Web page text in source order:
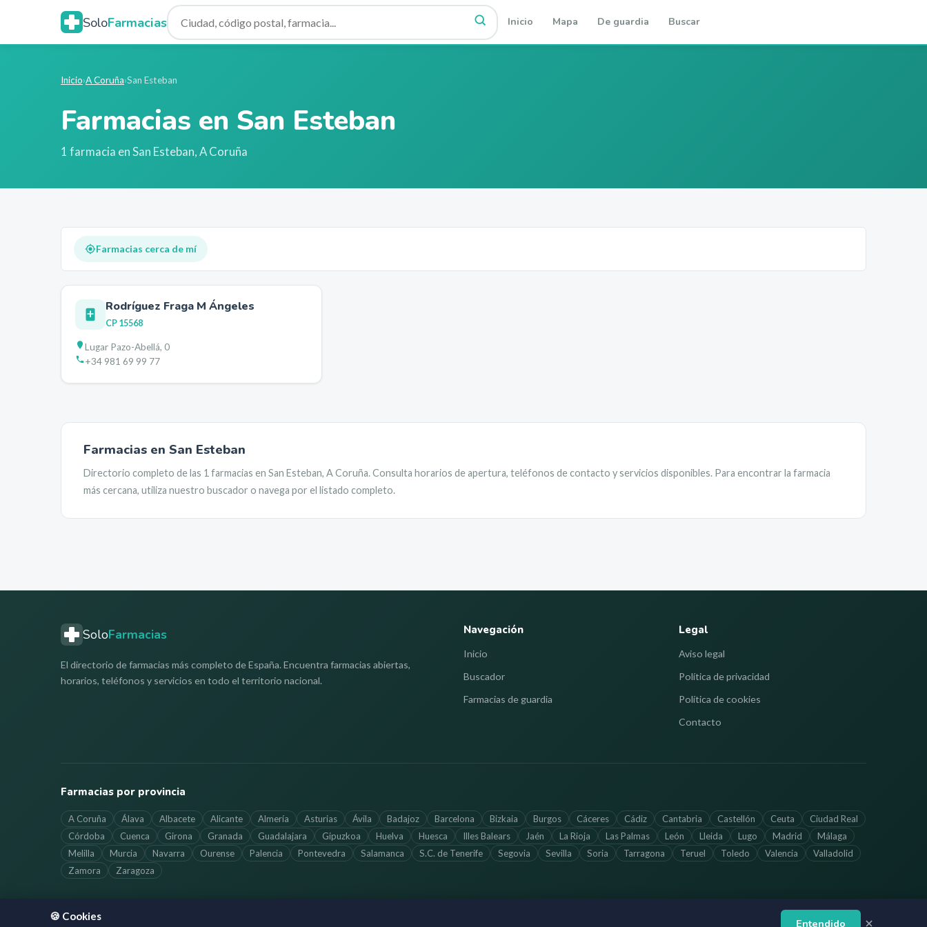
SoloFarmacias Inicio Mapa De guardia Buscar
Inicio›A Coruña›San Esteban
Farmacias en San Esteban
1 farmacia enSan Esteban,A Coruña
Farmacias cerca de mí
Rodríguez Fraga M Ángeles
CP 15568
Lugar Pazo-Abellá, 0
+34 981 69 99 77
Farmacias en San Esteban
Directorio completo de las 1 farmacias en San Esteban, A Coruña. Consulta horarios de apertura, teléfonos de contacto y servicios disponibles. Para encontrar la farmacia
más cercana, utiliza nuestro buscador o navega por el listado completo.
SoloFarmacias
El directorio de farmacias más completo de España. Encuentra farmacias abiertas,
horarios, teléfonos y servicios en todo el territorio nacional.
Navegación
Inicio
Buscador
Farmacias de guardia
Legal
Aviso legal
Política de privacidad
Política de cookies
Contacto
Farmacias por provincia
A Coruña Álava Albacete Alicante Almería Asturias Ávila Badajoz Barcelona Bizkaia Burgos Cáceres Cádiz Cantabria Castellón Ceuta
Ciudad Real
Córdoba
Cuenca Girona Granada Guadalajara Gipuzkoa Huelva Huesca Illes Balears Jaén La Rioja Las Palmas León Lleida Lugo Madrid
Málaga
Melilla
Murcia Navarra Ourense Palencia Pontevedra Salamanca S.C. de Tenerife Segovia Sevilla Soria Tarragona Teruel Toledo Valencia
Valladolid
Zamora
Zaragoza
Información actualizada. Verifica los horarios directamente con cada farmacia.
🍪 Cookies
Entendido